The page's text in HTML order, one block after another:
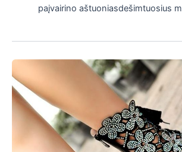
paįvairino aštuoniasdešimtuosius